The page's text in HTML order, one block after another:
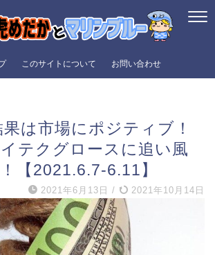
このサイトについて お問い合わせ
は市場にポジティブ！
テクグロースに追い風
【2021.6.7-6.11】
2021年6月13日 / 2021年10月14日